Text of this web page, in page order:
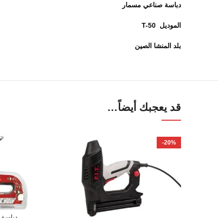
دباسة صناعي مسمار
الموديل T-50
بلد المنشا الصين
قد يعجبك أيضاً…
-20%